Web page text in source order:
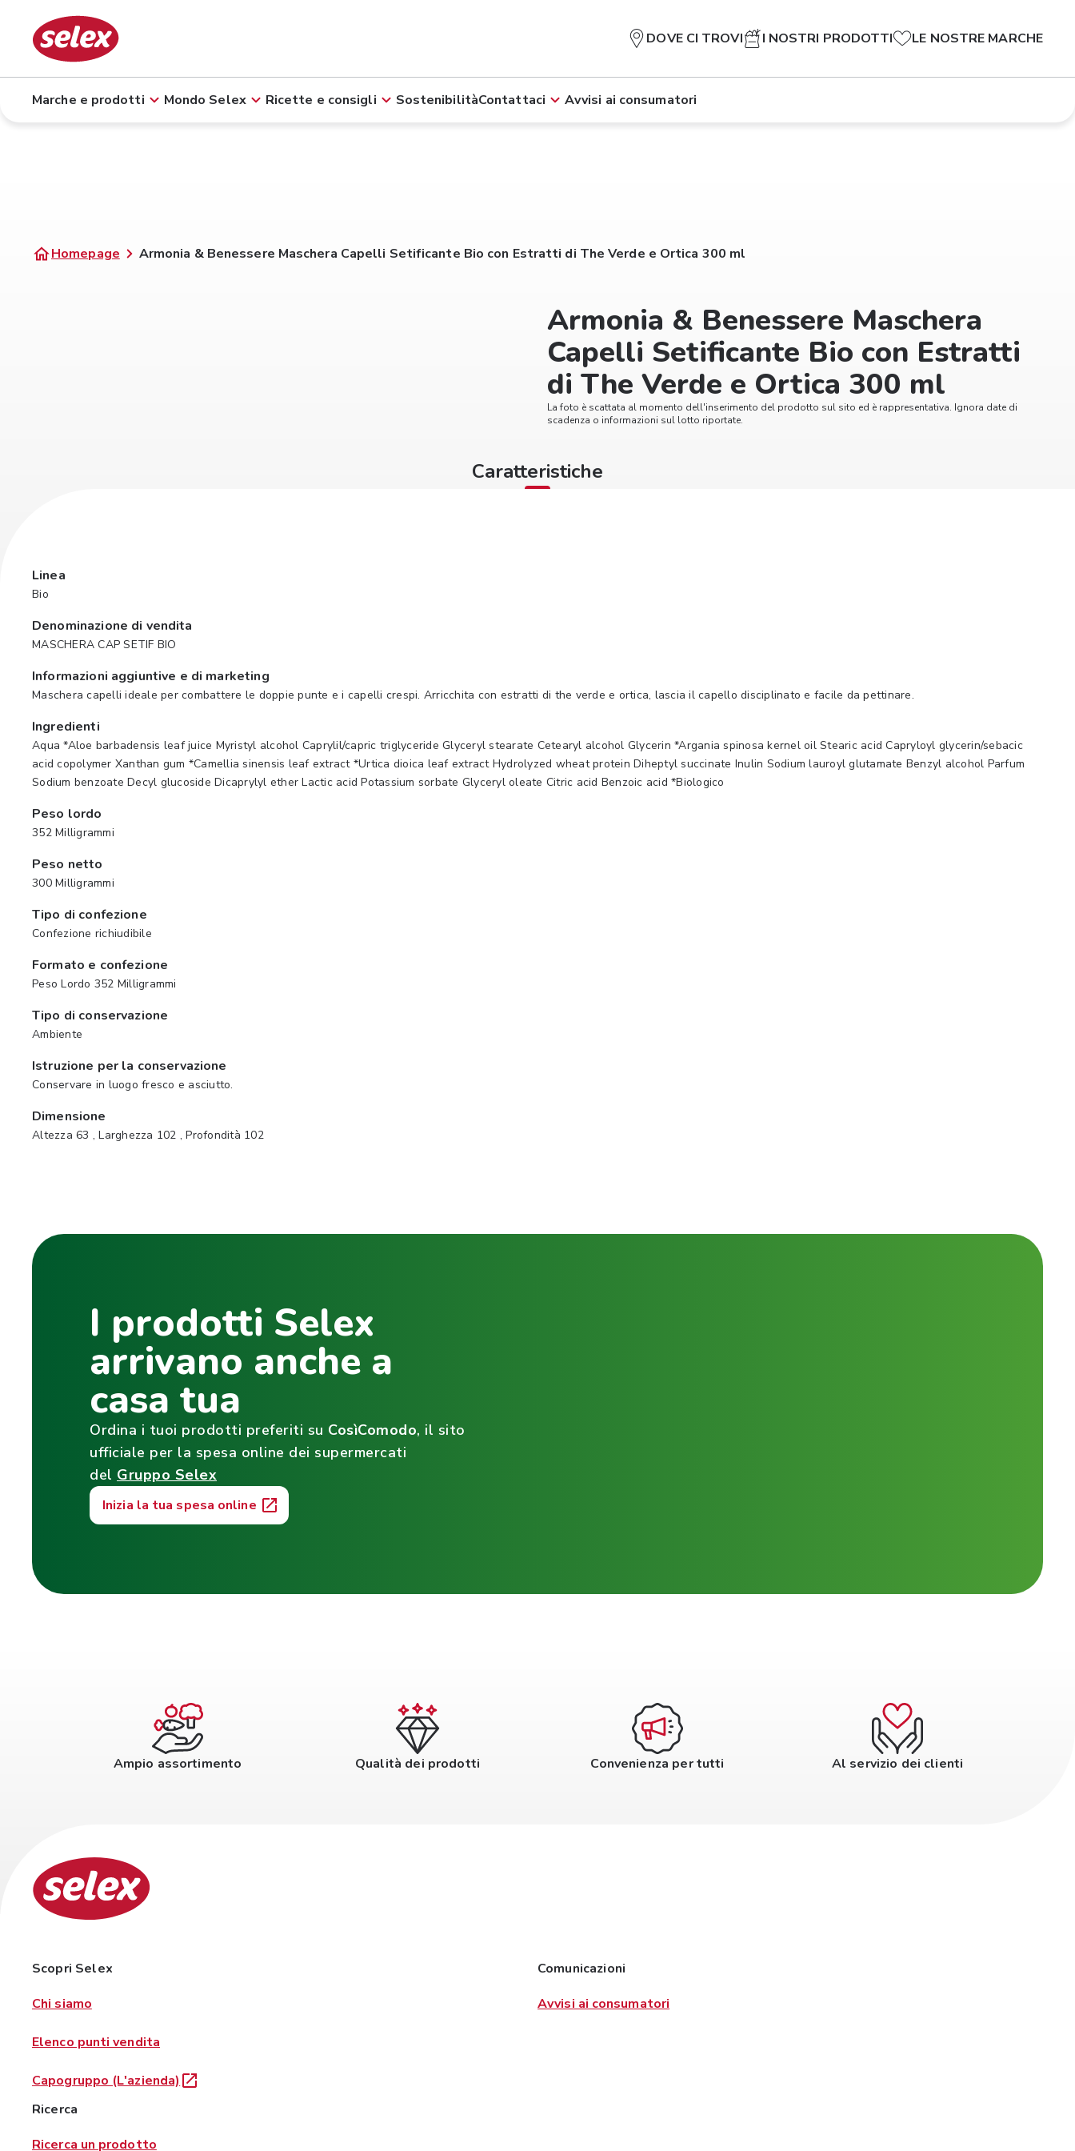
DOVE CI TROVI I NOSTRI PRODOTTI LE NOSTRE MARCHE
Marche e prodotti Mondo Selex Ricette e consigli SostenibilitàContattaci Avvisi ai consumatori
Homepage Armonia & Benessere Maschera Capelli Setificante Bio con Estratti di The Verde e Ortica 300 ml
Armonia & Benessere Maschera
Capelli Setificante Bio con Estratti
di The Verde e Ortica 300 ml
La foto è scattata al momento dell'inserimento del prodotto sul sito ed è rappresentativa. Ignora date di
scadenza o informazioni sul lotto riportate.
Caratteristiche
Linea
Bio
Denominazione di vendita
MASCHERA CAP SETIF BIO
Informazioni aggiuntive e di marketing
Maschera capelli ideale per combattere le doppie punte e i capelli crespi. Arricchita con estratti di the verde e ortica, lascia il capello disciplinato e facile da pettinare.
Ingredienti
Aqua *Aloe barbadensis leaf juice Myristyl alcohol Caprylil/capric triglyceride Glyceryl stearate Cetearyl alcohol Glycerin *Argania spinosa kernel oil Stearic acid Capryloyl glycerin/sebacic
acid copolymer Xanthan gum *Camellia sinensis leaf extract *Urtica dioica leaf extract Hydrolyzed wheat protein Diheptyl succinate Inulin Sodium lauroyl glutamate Benzyl alcohol Parfum
Sodium benzoate Decyl glucoside Dicaprylyl ether Lactic acid Potassium sorbate Glyceryl oleate Citric acid Benzoic acid *Biologico
Peso lordo
352 Milligrammi
Peso netto
300 Milligrammi
Tipo di confezione
Confezione richiudibile
Formato e confezione
Peso Lordo 352 Milligrammi
Tipo di conservazione
Ambiente
Istruzione per la conservazione
Conservare in luogo fresco e asciutto.
Dimensione
Altezza 63 , Larghezza 102 , Profondità 102
I prodotti Selex
arrivano anche a
casa tua
Ordina i tuoi prodotti preferiti su CosìComodo, il sito
ufficiale per la spesa online dei supermercati
del Gruppo Selex
Inizia la tua spesa online
Ampio assortimento Qualità dei prodotti Convenienza per tutti Al servizio dei clienti
Scopri Selex
Chi siamo
Elenco punti vendita
Capogruppo (L'azienda)
Comunicazioni
Avvisi ai consumatori
Ricerca
Ricerca un prodotto